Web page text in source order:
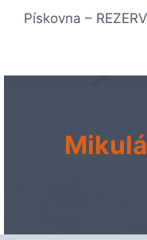
Pískovna –